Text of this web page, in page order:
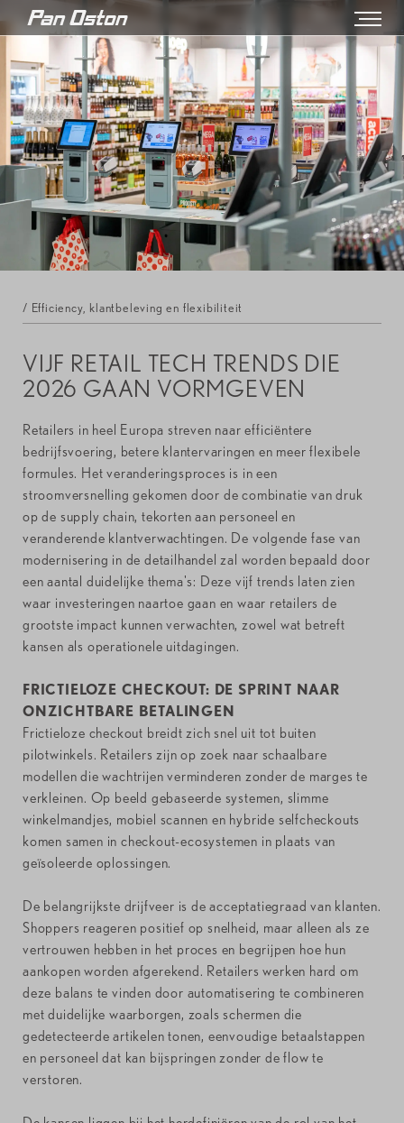
/ Efficiency, klantbeleving en flexibiliteit
VIJF RETAIL TECH TRENDS DIE
2026 GAAN VORMGEVEN
Retailers in heel Europa streven naar efficiëntere
bedrijfsvoering, betere klantervaringen en meer flexibele
formules. Het veranderingsproces is in een
stroomversnelling gekomen door de combinatie van druk
op de supply chain, tekorten aan personeel en
veranderende klantverwachtingen. De volgende fase van
modernisering in de detailhandel zal worden bepaald door
een aantal duidelijke thema's: Deze vijf trends laten zien
waar investeringen naartoe gaan en waar retailers de
grootste impact kunnen verwachten, zowel wat betreft
kansen als operationele uitdagingen.
FRICTIELOZE CHECKOUT: DE SPRINT NAAR
ONZICHTBARE BETALINGEN
Frictieloze checkout breidt zich snel uit tot buiten
pilotwinkels. Retailers zijn op zoek naar schaalbare
modellen die wachtrijen verminderen zonder de marges te
verkleinen. Op beeld gebaseerde systemen, slimme
winkelmandjes, mobiel scannen en hybride selfcheckouts
komen samen in checkout-ecosystemen in plaats van
geïsoleerde oplossingen.
De belangrijkste drijfveer is de acceptatiegraad van klanten.
Shoppers reageren positief op snelheid, maar alleen als ze
vertrouwen hebben in het proces en begrijpen hoe hun
aankopen worden afgerekend. Retailers werken hard om
deze balans te vinden door automatisering te combineren
met duidelijke waarborgen, zoals schermen die
gedetecteerde artikelen tonen, eenvoudige betaalstappen
en personeel dat kan bijspringen zonder de flow te
verstoren.